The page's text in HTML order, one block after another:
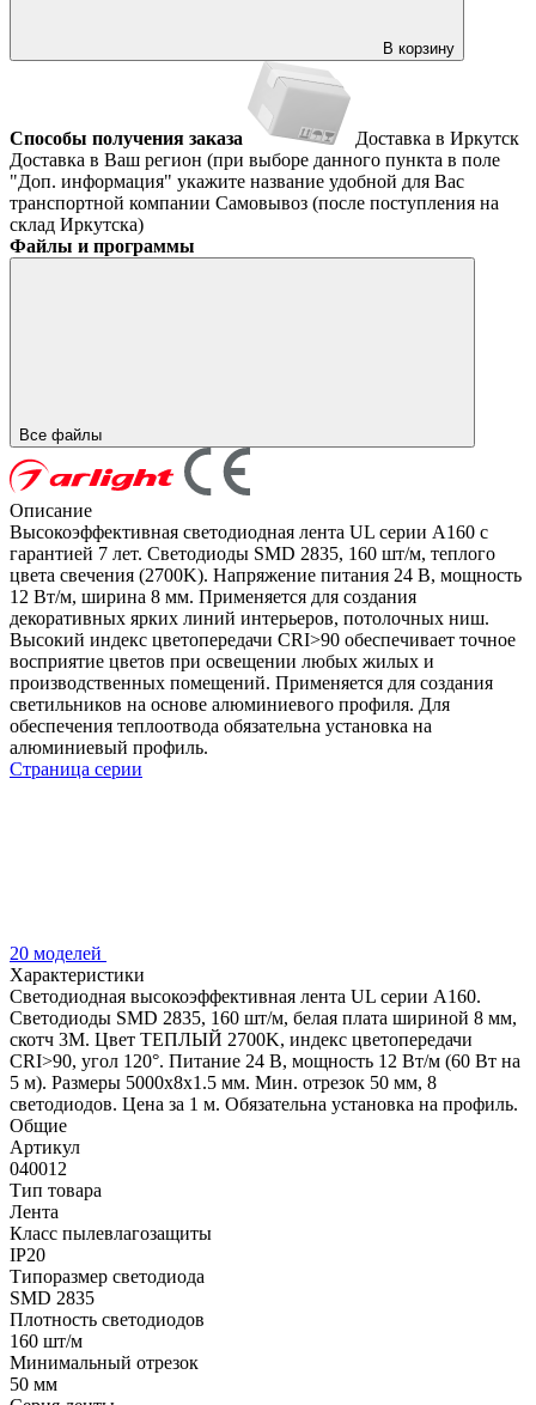
В корзину
Способы получения заказа
Доставка в Иркутск
Доставка в Ваш регион (при выборе данного пункта в поле
"Доп. информация" укажите название удобной для Вас
транспортной компании Самовывоз (после поступления на
склад Иркутска)
Файлы и программы
Все файлы
Описание
Высокоэффективная светодиодная лента UL серии A160 с
гарантией 7 лет. Светодиоды SMD 2835, 160 шт/м, теплого
цвета свечения (2700K). Напряжение питания 24 В, мощность
12 Вт/м, ширина 8 мм. Применяется для создания
декоративных ярких линий интерьеров, потолочных ниш.
Высокий индекс цветопередачи CRI>90 обеспечивает точное
восприятие цветов при освещении любых жилых и
производственных помещений. Применяется для создания
светильников на основе алюминиевого профиля. Для
обеспечения теплоотвода обязательна установка на
алюминиевый профиль.
Страница серии
20 моделей
Характеристики
Светодиодная высокоэффективная лента UL серии A160.
Светодиоды SMD 2835, 160 шт/м, белая плата шириной 8 мм,
скотч 3M. Цвет ТЕПЛЫЙ 2700K, индекс цветопередачи
CRI>90, угол 120°. Питание 24 В, мощность 12 Вт/м (60 Вт на
5 м). Размеры 5000x8x1.5 мм. Мин. отрезок 50 мм, 8
светодиодов. Цена за 1 м. Обязательна установка на профиль.
Общие
Артикул
040012
Тип товара
Лента
Класс пылевлагозащиты
IP20
Типоразмер светодиода
SMD 2835
Плотность светодиодов
160 шт/м
Минимальный отрезок
50 мм